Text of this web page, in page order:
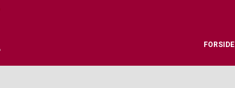
FORSIDE